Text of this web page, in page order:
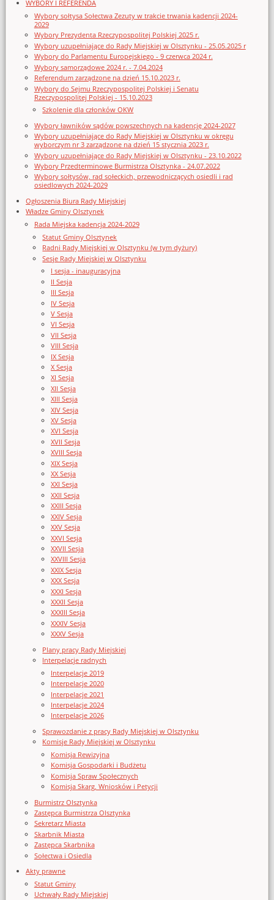
WYBORY I REFERENDA
Wybory sołtysa Sołectwa Zezuty w trakcie trwania kadencji 2024-
2029
Wybory Prezydenta Rzeczypospolitej Polskiej 2025 r.
Wybory uzupełniające do Rady Miejskiej w Olsztynku - 25.05.2025 r
Wybory do Parlamentu Europejskiego - 9 czerwca 2024 r.
Wybory samorządowe 2024 r. - 7.04.2024
Referendum zarządzone na dzień 15.10.2023 r.
Wybory do Sejmu Rzeczypospolitej Polskiej i Senatu
Rzeczypospolitej Polskiej - 15.10.2023
Szkolenie dla członków OKW
Wybory ławników sądów powszechnych na kadencję 2024-2027
Wybory uzupełniające do Rady Miejskiej w Olsztynku w okręgu
wyborczym nr 3 zarządzone na dzień 15 stycznia 2023 r.
Wybory uzupełniające do Rady Miejskiej w Olsztynku - 23.10.2022
Wybory Przedterminowe Burmistrza Olsztynka - 24.07.2022
Wybory sołtysów, rad sołeckich, przewodniczących osiedli i rad
osiedlowych 2024-2029
Ogłoszenia Biura Rady Miejskiej
Władze Gminy Olsztynek
Rada Miejska kadencja 2024-2029
Statut Gminy Olsztynek
Radni Rady Miejskiej w Olsztynku (w tym dyżury)
Sesje Rady Miejskiej w Olsztynku
I sesja - inauguracyjna
II Sesja
III Sesja
IV Sesja
V Sesja
VI Sesja
VII Sesja
VIII Sesja
IX Sesja
X Sesja
XI Sesja
XII Sesja
XIII Sesja
XIV Sesja
XV Sesja
XVI Sesja
XVII Sesja
XVIII Sesja
XIX Sesja
XX Sesja
XXI Sesja
XXII Sesja
XXIII Sesja
XXIV Sesja
XXV Sesja
XXVI Sesja
XXVII Sesja
XXVIII Sesja
XXIX Sesja
XXX Sesja
XXXI Sesja
XXXII Sesja
XXXIII Sesja
XXXIV Sesja
XXXV Sesja
Plany pracy Rady Miejskiej
Interpelacje radnych
Interpelacje 2019
Interpelacje 2020
Interpelacje 2021
Interpelacje 2024
Interpelacje 2026
Sprawozdanie z pracy Rady Miejskiej w Olsztynku
Komisje Rady Miejskiej w Olsztynku
Komisja Rewizyjna
Komisja Gospodarki i Budżetu
Komisja Spraw Społecznych
Komisja Skarg, Wniosków i Petycji
Burmistrz Olsztynka
Zastępca Burmistrza Olsztynka
Sekretarz Miasta
Skarbnik Miasta
Zastępca Skarbnika
Sołectwa i Osiedla
Akty prawne
Statut Gminy
Uchwały Rady Miejskiej